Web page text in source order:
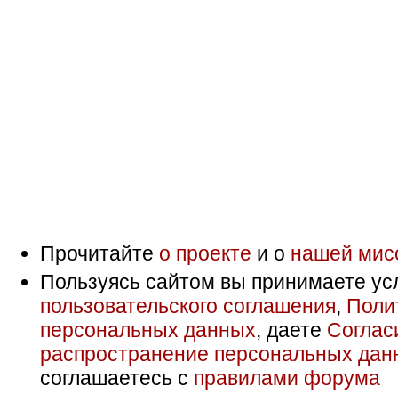
Прочитайте о проекте и о нашей
Пользуясь сайтом вы принимаете
пользовательского соглашения,
персональных данных, даете
распространение персональных
соглашаетесь с правилами форума